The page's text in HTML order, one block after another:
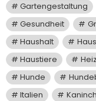
Gartengestaltung
Gesundheit
Haushalt
Haustiere
Hunde
Italien